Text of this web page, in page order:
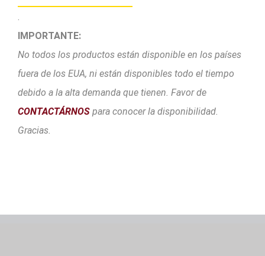
.
IMPORTANTE:
No todos los productos están disponible en los países
fuera de los EUA, ni están disponibles todo el tiempo
debido a la alta demanda que tienen. Favor de
CONTACTÁRNOS para conocer la disponibilidad.
Gracias.